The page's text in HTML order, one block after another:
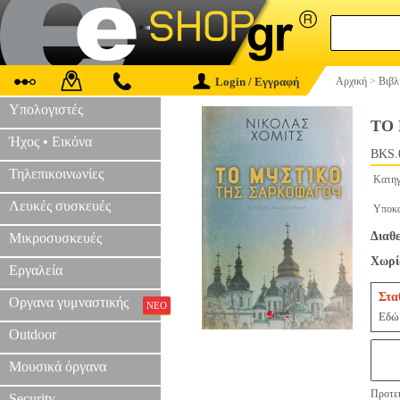
Login / Εγγραφή Αρχική >
Υπολογιστές
Ήχος • Εικόνα
Τηλεπικοινωνίες
Λευκές συσκευές
Μικροσυσκευές
Εργαλεία
Οργανα γυμναστικής ΝΕΟ
Outdoor
Μουσικά όργανα
ΤΟ
Εδώ